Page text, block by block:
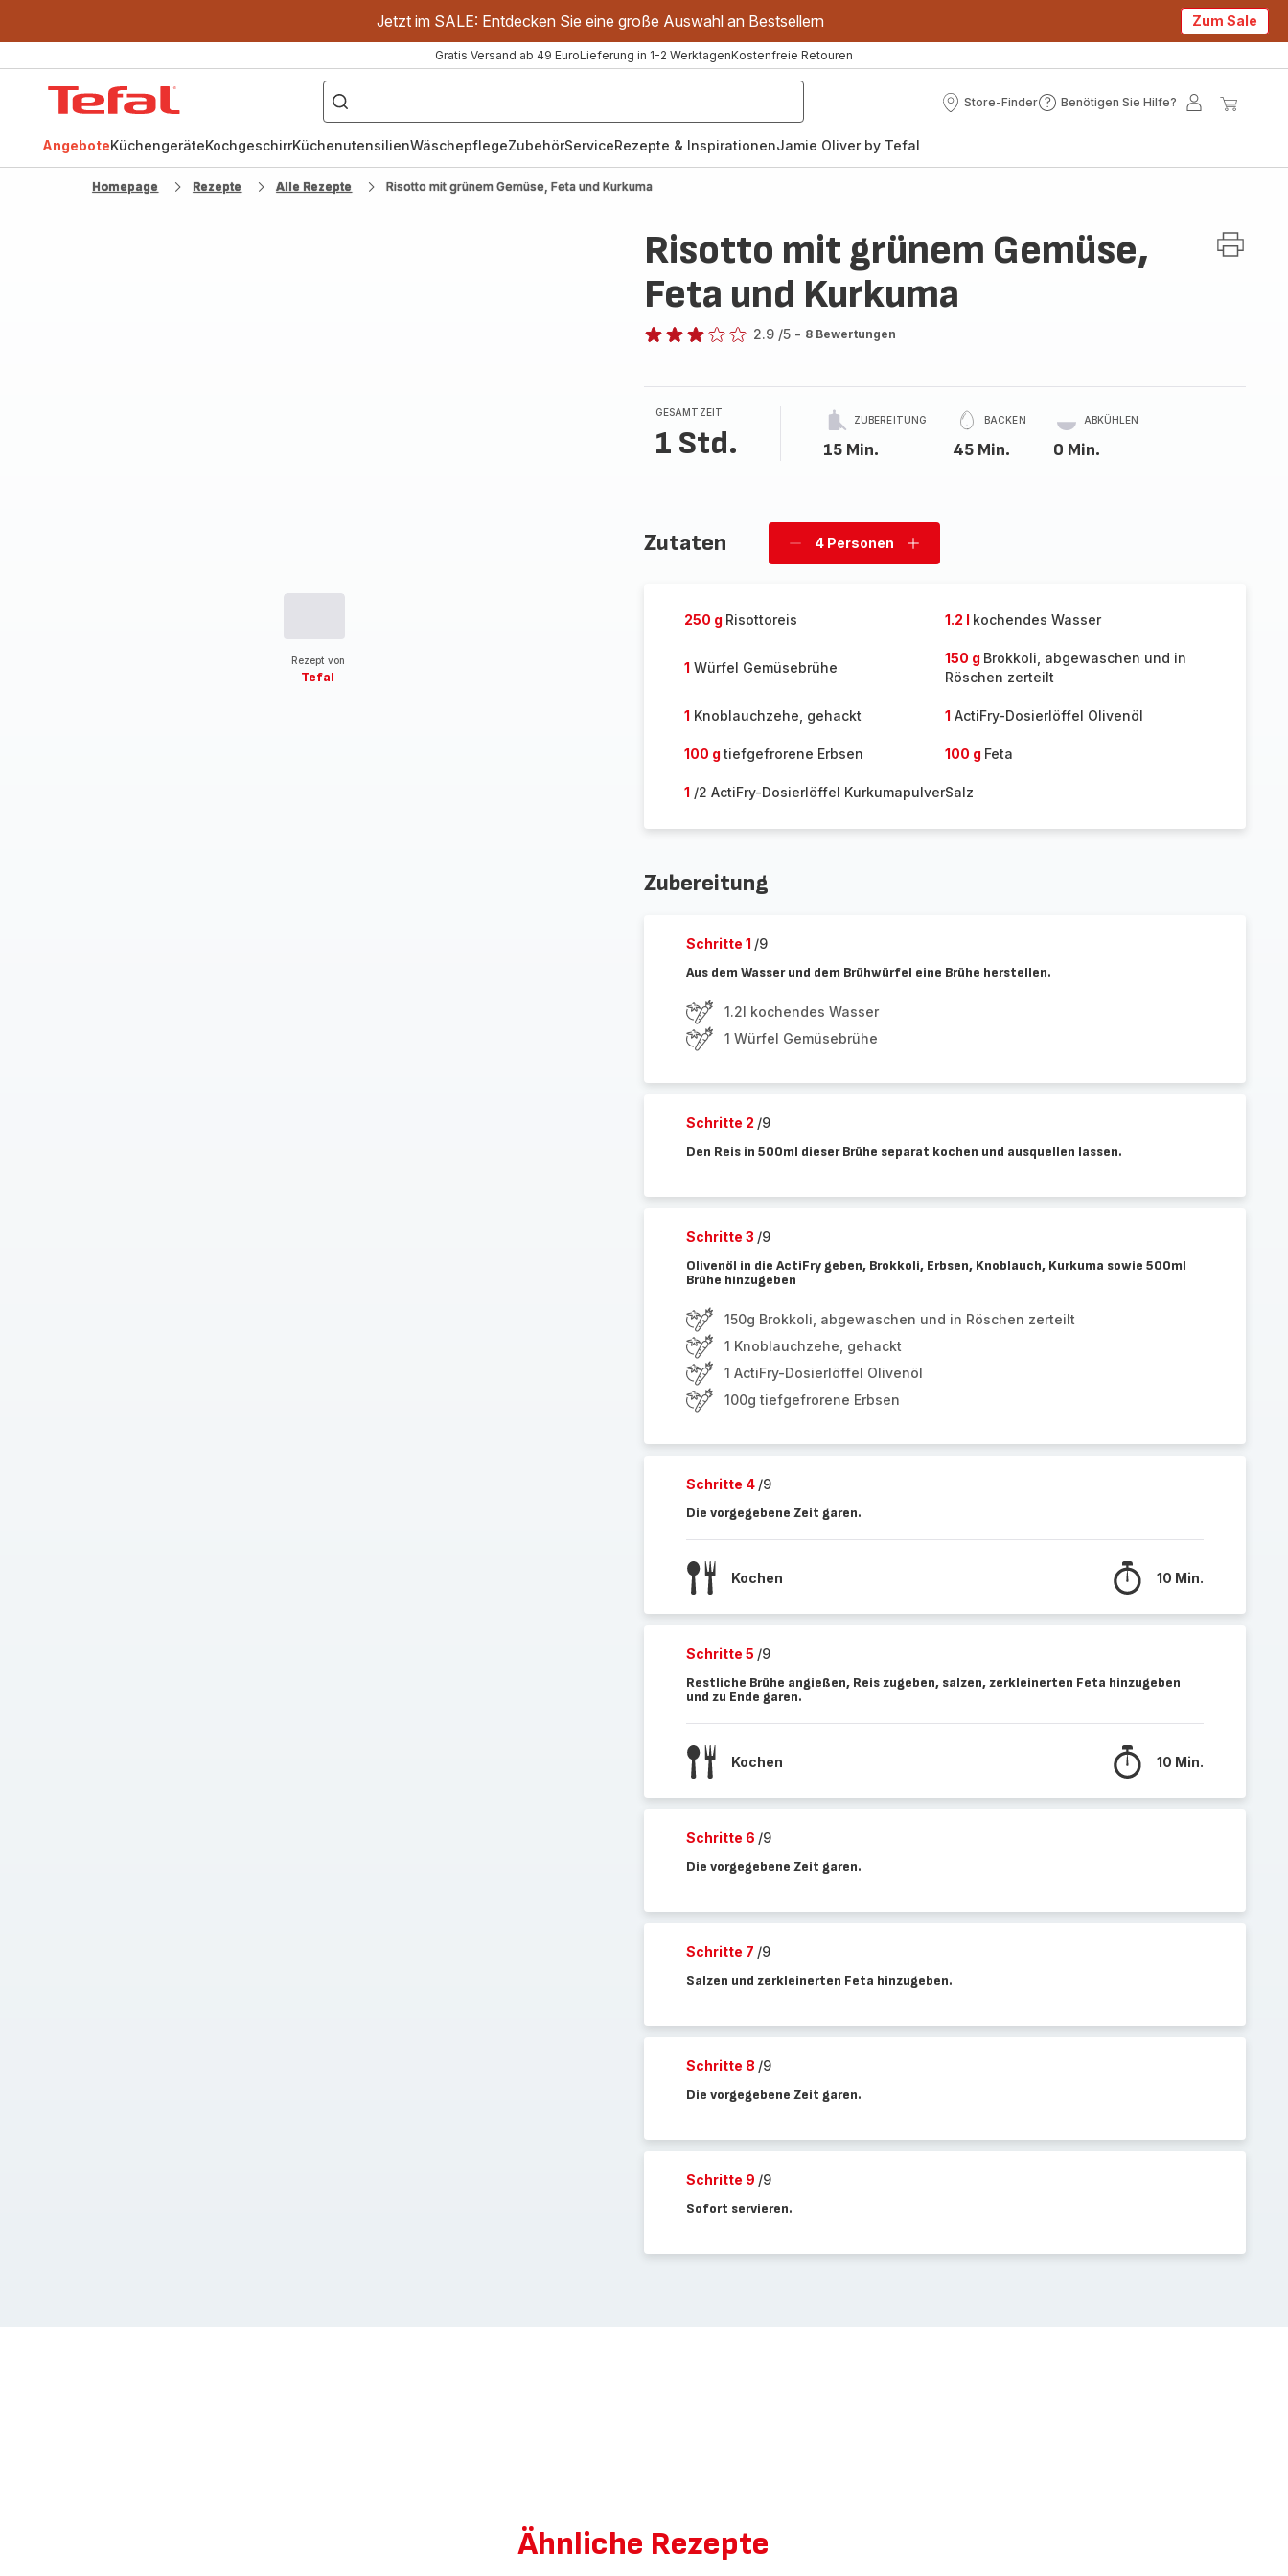
Jetzt im SALE: Entdecken Sie eine große Auswahl an Bestsellern Zum Sale
Gratis Versand ab 49 EuroLieferung in 1-2 WerktagenKostenfreie Retouren
["OptiGrill","Easy
Fry","Pfanne"]
Store-Finder
Store-
Benötigen Sie Hilfe?
Benötigen
Mein
AngeboteKüchengeräteKochgeschirrKüchenutensilienWäschepflegeZubehörServiceRezepte & InspirationenJamie Oliver by Tefal
Homepage Rezepte Alle Rezepte Risotto mit grünem Gemüse, Feta und Kurkuma
Rezept von
Tefal
Risotto mit grünem Gemüse,
Feta und Kurkuma
2.9 /5 - 8 Bewertungen
GESAMTZEIT
1 Std.
ZUBEREITUNG
15 Min.
BACKEN
45 Min.
ABKÜHLEN
0 Min.
Zutaten
Personen
4 Personen
Personen
250 g Risottoreis 1.2 l kochendes Wasser
1 Würfel Gemüsebrühe
150 g Brokkoli, abgewaschen und in
Röschen zerteilt
1 Knoblauchzehe, gehackt 1 ActiFry-Dosierlöffel Olivenöl
100 g tiefgefrorene Erbsen 100 g Feta
1 /2 ActiFry-Dosierlöffel KurkumapulverSalz
Zubereitung
Schritte 1 /9
Aus dem Wasser und dem Brühwürfel eine Brühe herstellen.
1.2l kochendes Wasser
1 Würfel Gemüsebrühe
Schritte 2 /9
Den Reis in 500ml dieser Brühe separat kochen und ausquellen lassen.
Schritte 3 /9
Olivenöl in die ActiFry geben, Brokkoli, Erbsen, Knoblauch, Kurkuma sowie 500ml
Brühe hinzugeben
150g Brokkoli, abgewaschen und in Röschen zerteilt
1 Knoblauchzehe, gehackt
1 ActiFry-Dosierlöffel Olivenöl
100g tiefgefrorene Erbsen
Schritte 4 /9
Die vorgegebene Zeit garen.
Kochen 10 Min.
Schritte 5 /9
Restliche Brühe angießen, Reis zugeben, salzen, zerkleinerten Feta hinzugeben
und zu Ende garen.
Kochen 10 Min.
Schritte 6 /9
Die vorgegebene Zeit garen.
Schritte 7 /9
Salzen und zerkleinerten Feta hinzugeben.
Schritte 8 /9
Die vorgegebene Zeit garen.
Schritte 9 /9
Sofort servieren.
Ähnliche Rezepte